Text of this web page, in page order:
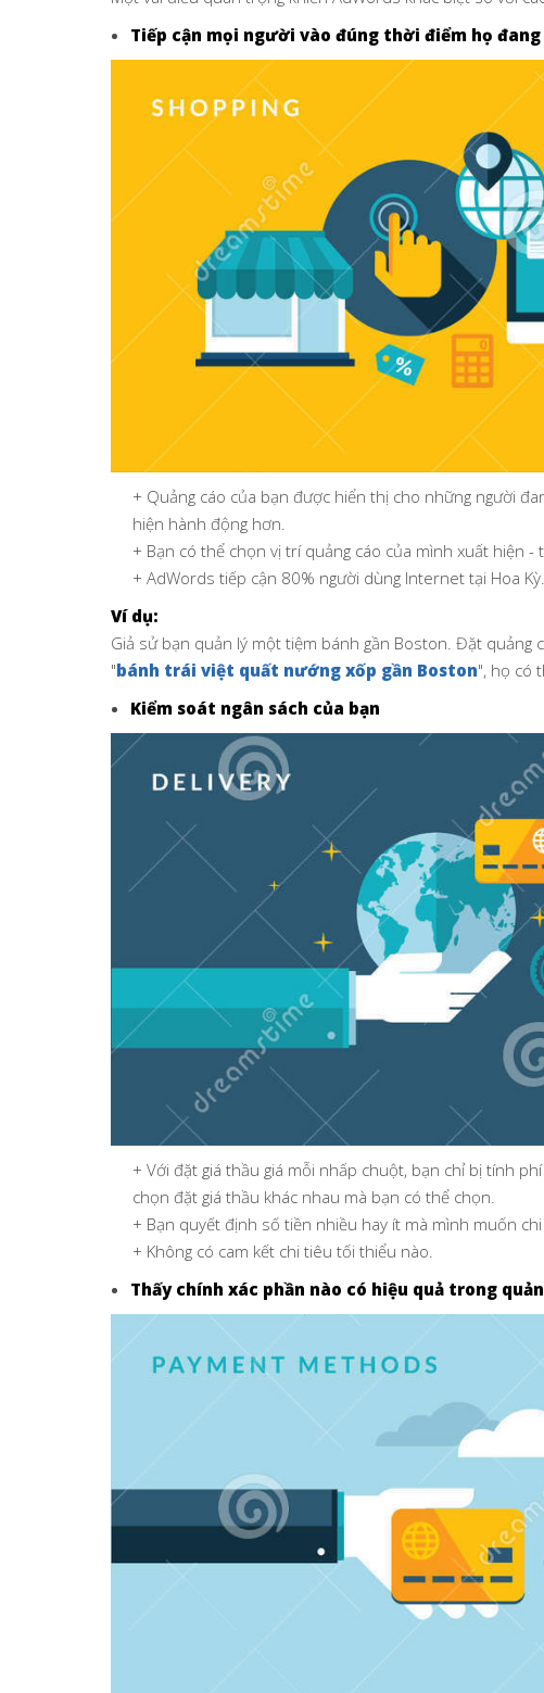
Tiếp cận mọi người vào đúng thời điểm họ
+ Quảng cáo của bạn được hiển thị cho những người
hiện hành động hơn.
+ Bạn có thể chọn vị trí quảng cáo của mình xuất hiện
+ AdWords tiếp cận 80% người dùng Internet tại Hoa
Ví dụ:
Giả sử bạn quản lý một tiệm bánh gần Boston. Đặt quảng
"bánh trái việt quất nướng xốp gần Boston", họ có
Kiểm soát ngân sách của bạn
+ Với đặt giá thầu giá mỗi nhấp chuột, bạn chỉ bị tính
chọn đặt giá thầu khác nhau mà bạn có thể chọn.
+ Bạn quyết định số tiền nhiều hay ít mà mình muốn
+ Không có cam kết chi tiêu tối thiểu nào.
Thấy chính xác phần nào có hiệu quả trong